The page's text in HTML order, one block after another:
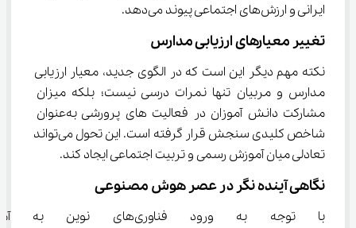
ایرانی و ارزش‌های اجتماعی پیوند می‌دهد.
تغییر معیارهای ارزیابی مدارس
نکته مهم دیگر این است که در الگوی جدید، معیار ارزیابی
مدارس و مربیان تنها نمرات درسی نیست؛ بلکه میزان
مشارکت دانش ‌آموزان در فعالیت‌ های پرورشی به‌عنوان
شاخص کلیدی سنجش قرار گرفته است. این تحول می‌تواند
تعادلی میان آموزش رسمی و تربیت اجتماعی ایجاد کند.
نگاهی آینده ‌نگر در عصر هوش مصنوعی
با توجه به ورود